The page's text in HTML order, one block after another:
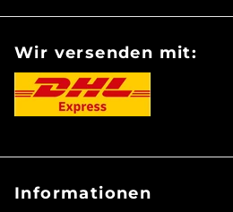
Wir versenden mit:
Informationen